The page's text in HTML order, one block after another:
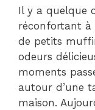
Il y a quelque
réconfortant à
de petits
odeurs
moments
autour d’une
maison.